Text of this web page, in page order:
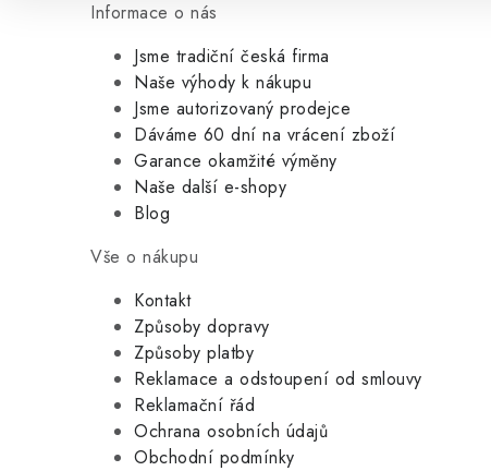
Informace o nás
Jsme tradiční česká firma
Naše výhody k nákupu
Jsme autorizovaný prodejce
Dáváme 60 dní na vrácení zboží
Garance okamžité výměny
Naše další e-shopy
Blog
Vše o nákupu
Kontakt
Způsoby dopravy
Způsoby platby
Reklamace a odstoupení od smlouvy
Reklamační řád
Ochrana osobních údajů
Obchodní podmínky